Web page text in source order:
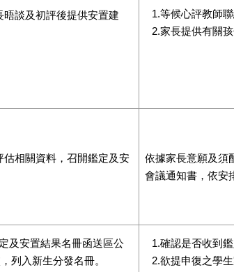
晤談及初評後提供安置建
1.等候心評教師
2.家長提供有關
估相關資料，召開鑑定及安
依據家長意願及須
會議通知書，依安
及安置結果名冊函送區公
列入新生分發名冊。
1.確認是否收到鑑
2.欲提申復之學